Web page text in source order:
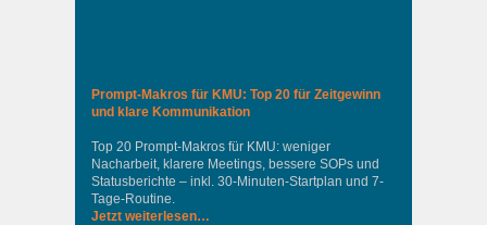
Prompt-Makros für KMU: Top 20 für Zeitgewinn
und klare Kommunikation
Top 20 Prompt-Makros für KMU: weniger
Nacharbeit, klarere Meetings, bessere SOPs und
Statusberichte – inkl. 30-Minuten-Startplan und 7-
Tage-Routine.
Jetzt weiterlesen…